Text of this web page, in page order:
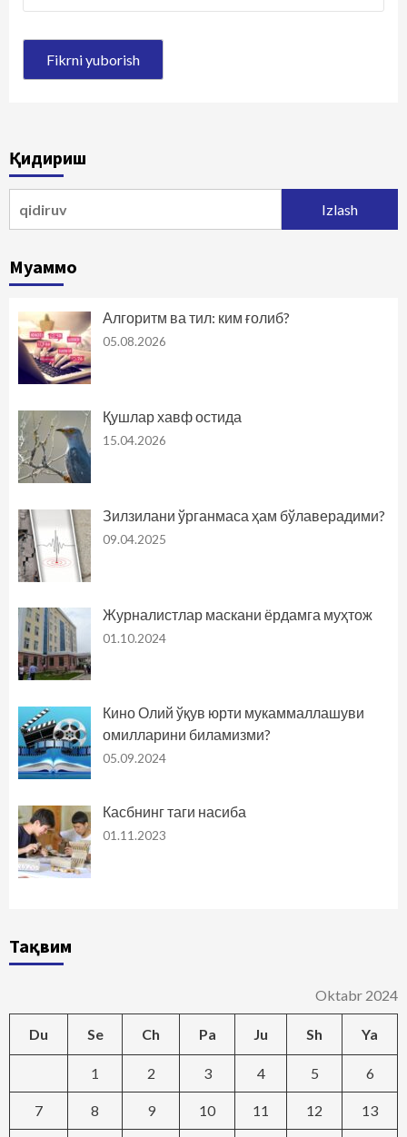
Қидириш
Муаммо
Алгоритм ва тил: ким ғолиб?
05.08.2026
Қушлар хавф остида
15.04.2026
Зилзилани ўрганмаса ҳам бўлаверадими?
09.04.2025
Журналистлар маскани ёрдамга муҳтож
01.10.2024
Кино Олий ўқув юрти мукаммаллашуви
омилларини биламизми?
05.09.2024
Касбнинг таги насиба
01.11.2023
Тақвим
Oktabr 2024
Du Se Ch Pa Ju Sh Ya
1 2 3 4 5 6
7 8 9 10 11 12 13